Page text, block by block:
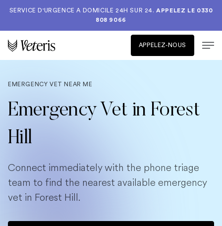
SERVICE D'URGENCE A DOMICILE 24H SUR 24.APPELEZ LE 0330
808 9066
APPELEZ-NOUS
EMERGENCY VET NEAR ME
Emergency Vet in Forest
Hill
Connect immediately with the phone triage
team to find the nearest available emergency
vet in Forest Hill.